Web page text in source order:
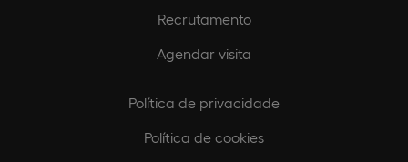
Recrutamento
Agendar visita
Política de privacidade
Política de cookies